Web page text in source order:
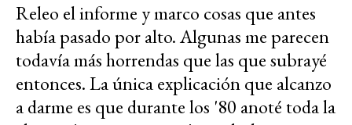
Releo el informe y marco cosas que antes
había pasado por alto. Algunas me parecen
todavía más horrendas que las que subrayé
entonces. La única explicación que alcanzo
a darme es que durante los '80 anoté toda la